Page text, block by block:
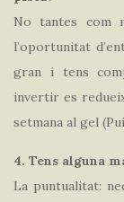
No tantes com
l’oportunitat
gran i tens
invertir es
setmana al gel
4. Tens alguna
La puntualitat: